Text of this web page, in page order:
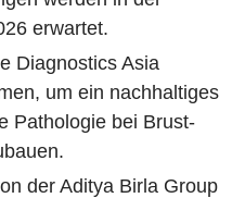
erwartet.
Diagnostics Asia
um ein nachhaltiges
Pathologie bei Brust-
der Aditya Birla Group